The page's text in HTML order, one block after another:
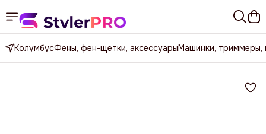
КолумбусФены, фен-щетки, аксессуарыМашинки, триммеры,